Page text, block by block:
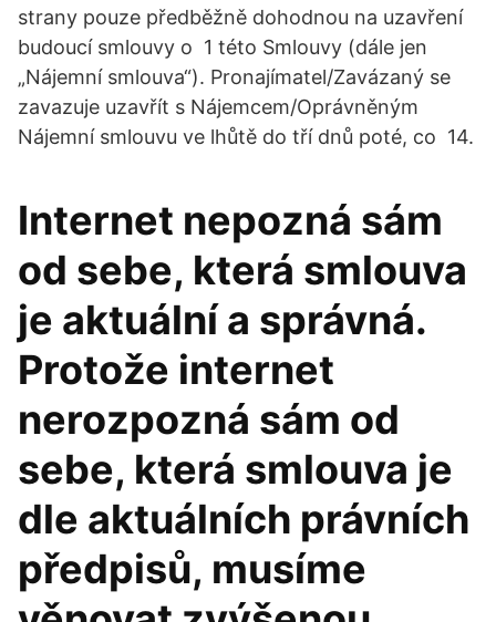
strany pouze předběžně dohodnou na uzavření
budoucí smlouvy o 1 této Smlouvy (dále jen
„Nájemní smlouva“). Pronajímatel/Zavázaný se
zavazuje uzavřít s Nájemcem/Oprávněným
Nájemní smlouvu ve lhůtě do tří dnů poté, co 14.
Internet nepozná sám
od sebe, která smlouva
je aktuální a správná.
Protože internet
nerozpozná sám od
sebe, která smlouva je
dle aktuálních právních
předpisů, musíme